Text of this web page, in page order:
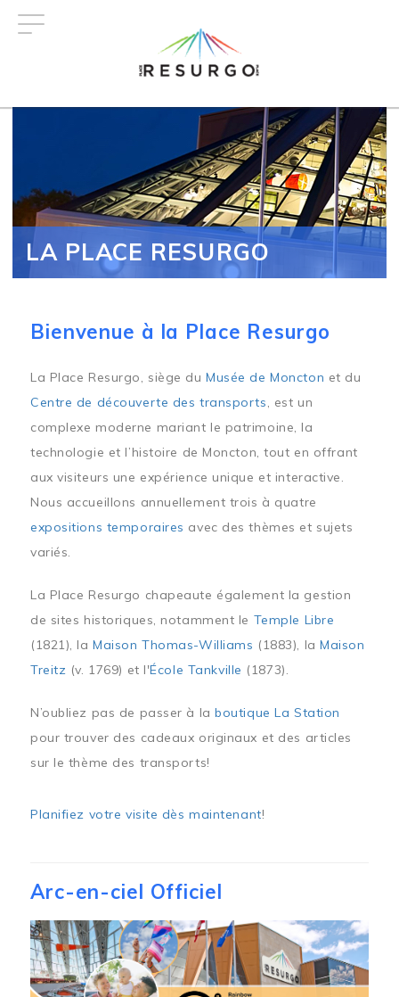
LA PLACE RESURGO
Bienvenue à la Place Resurgo
La Place Resurgo, siège duMusée de Moncton et du
Centre de découverte des transports, est un
complexe moderne mariant le patrimoine, la
technologie et l’histoire de Moncton, tout en offrant
aux visiteurs une expérience unique et interactive.
Nous accueillons annuellement trois à quatre
expositions temporaires avec des thèmes et sujets
variés.
La Place Resurgo chapeaute également la gestion
de sites historiques, notamment le Temple Libre
(1821), laMaison Thomas-Williams (1883), laMaison
Treitz (v. 1769) et l'École Tankville (1873).
N’oubliez pas de passer à laboutique La Station
pour trouver des cadeaux originaux et des articles
sur le thème des transports!
Planifiez votre visite dès maintenant!
Arc-en-ciel Officiel
Image